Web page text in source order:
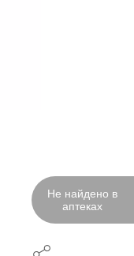
Не найдено в
аптеках